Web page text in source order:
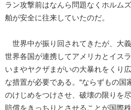
ラン攻撃前はなんら問題なくホルム
舶が安全に往来していたのだ。
世界中が振り回されてきたが、大
世界各国が連携してアメリカとイス
いまやヤクザまがいの大暴れをくり
な措置が必要である。“ならずもの国
のけじめをつけさせ、破壊の限りを
賠償をきっちりとさせることが国際